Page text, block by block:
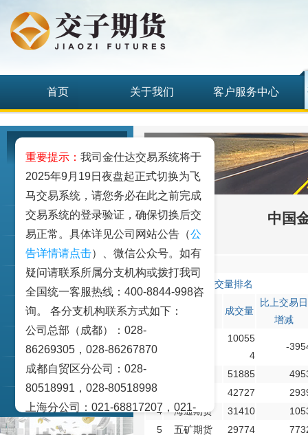
首页 关于我们 客户服务中心
工业品
农业品
金融期货和衍生品
交易策论
产业研究
实盘点睛
宏观金融数据图解
中国
成交量排名
次
会员简称 成交量
比上交易日
增减
1
10055
4
-
51885
3
42727
4
海通期货 31410
5
五矿期货 29774
重要提示： 我司金仕达交易系统将于
2025年9月19日夜盘起正式切换为飞
马交易系统，请您务必在此之前完成
交易系统的登录验证，确保切换后交
易正常。具体详见公司网站公告（公
告详情请点击）、微信公众号。如有
疑问请联系所属分支机构或拨打我司
全国统一客服热线：400-8844-998咨
询。 各分支机构联系方式如下：
公司总部（成都）：028-
86269305，028-86267870
成都自贸区分公司：028-
80518991，028-80518998
上海分公司：021-68817207，021-
68817209